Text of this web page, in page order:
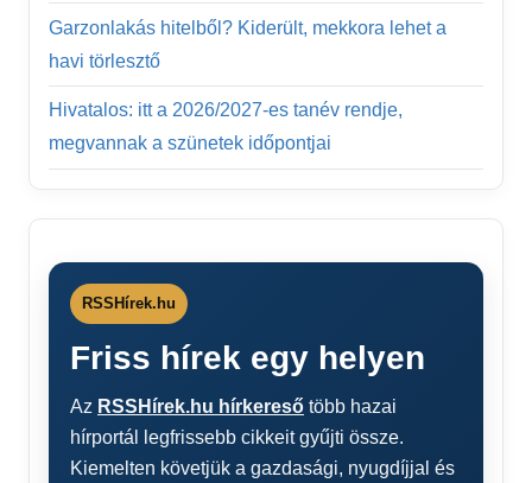
Garzonlakás hitelből? Kiderült, mekkora lehet a
havi törlesztő
Hivatalos: itt a 2026/2027-es tanév rendje,
megvannak a szünetek időpontjai
RSSHírek.hu
Friss hírek egy helyen
Az RSSHírek.hu hírkereső több hazai
hírportál legfrissebb cikkeit gyűjti össze.
Kiemelten követjük a gazdasági, nyugdíjjal és